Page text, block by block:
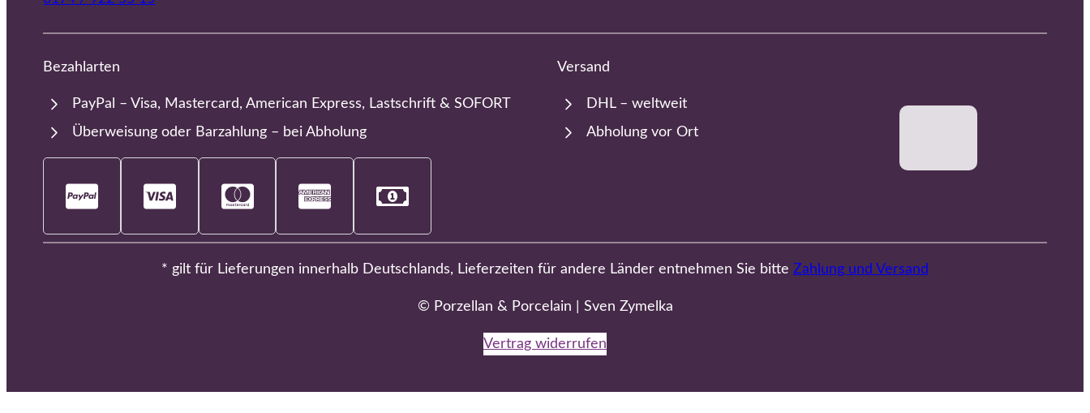
Bezahlarten
PayPal – Visa, Mastercard, American Express, Lastschrift & SOFORT
Überweisung oder Barzahlung – bei Abholung
Versand
DHL – weltweit
Abholung vor Ort
* gilt für Lieferungen innerhalb Deutschlands, Lieferzeiten für andere Länder entnehmen Sie bitte Zahlung und Versand
© Porzellan & Porcelain | Sven Zymelka
Vertrag widerrufen